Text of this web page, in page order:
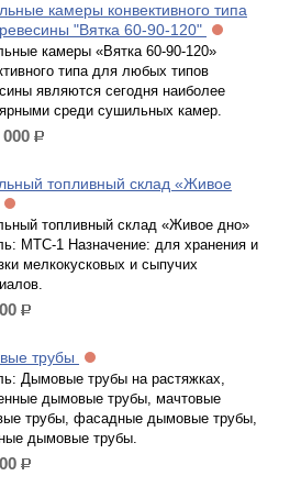
камеры конвективного типа
"Вятка 60-90-120"
камеры «Вятка 60-90-120»
типа для любых типов
являются сегодня наиболее
среди сушильных камер.
000 р.
топливный склад «Живое
топливный склад «Живое дно»
МТС-1 Назначение: для хранения и
мелкокусковых и сыпучих
р.
трубы
Дымовые трубы на растяжках,
дымовые трубы, мачтовые
трубы, фасадные дымовые трубы,
дымовые трубы.
р.